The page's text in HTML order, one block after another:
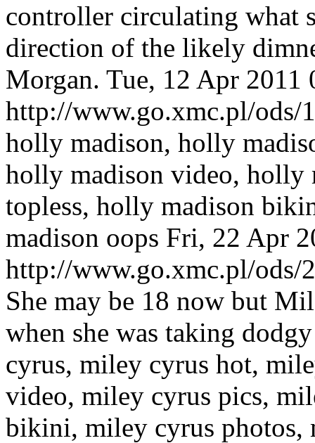
controller circulating what
direction of the likely
Morgan. Tue, 12 Apr 2011
http://www.go.xmc.pl/ods/
holly madison, holly
holly madison video, holly
topless, holly madison
madison oops Fri, 22 Apr
http://www.go.xmc.pl/ods/
She may be 18 now but
when she was taking
cyrus, miley cyrus hot,
video, miley cyrus pics,
bikini, miley cyrus photos,